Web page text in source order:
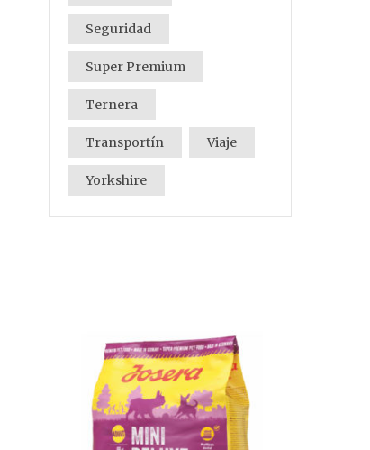
Seguridad
Super Premium
Ternera
Transportín Viaje
Yorkshire